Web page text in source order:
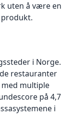
uten å være en
i Norge.
restauranter
multiple
på 4,7
i